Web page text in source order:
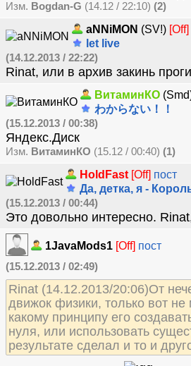
Изм. Bogdan-G (14.12 / 22:10) (2)
aNNiMON (SV!) [Off]
let live
(14.12.2013 / 22:22)
Rinat, или в архив закинь
ВитаминКО
わからない！！
(15.12.2013 / 00:38)
Яндекс.Диск
Изм. ВитаминКО (15.12 / 00:40) (1)
HoldFast [Off] пост
Да, детка, я -
(15.12.2013 / 00:44)
Это довольно интересно.
1JavaMods1 [Off] пост
(15.12.2013 / 02:49)
Rinat (14.12.2013/20:06)От
движок физики, только вот не
какому принципу его
нуля, или использовать
результате сделал и то и